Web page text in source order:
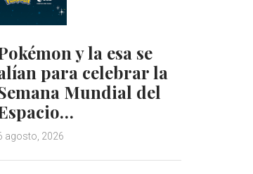
y la esa se
para celebrar la
Mundial del
agosto, 2026